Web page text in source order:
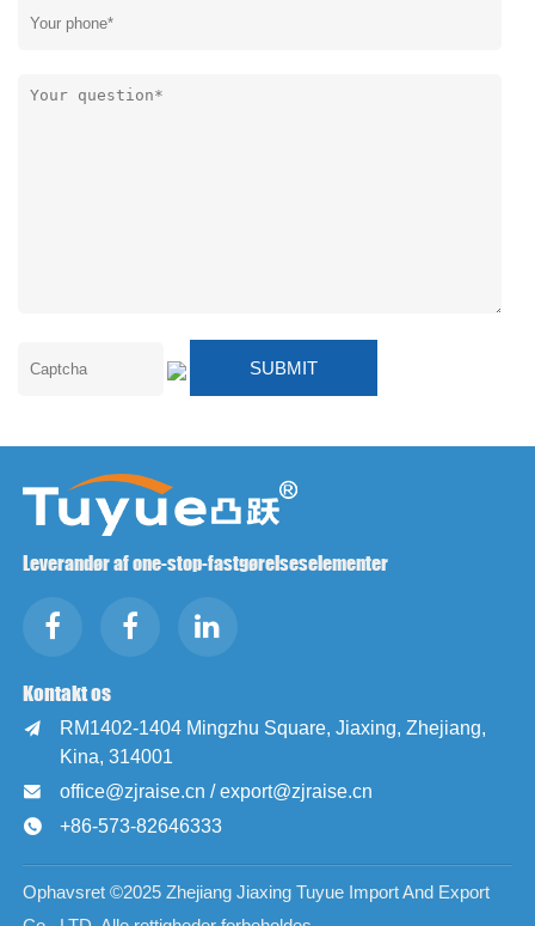
Leverandør af one-stop-fastgørelseselementer
Kontakt os

RM1402-1404 Mingzhu Square, Jiaxing, Zhejiang,
Kina, 314001
 office@zjraise.cn / export@zjraise.cn
 +86-573-82646333
Ophavsret ©2025 Zhejiang Jiaxing Tuyue Import And Export